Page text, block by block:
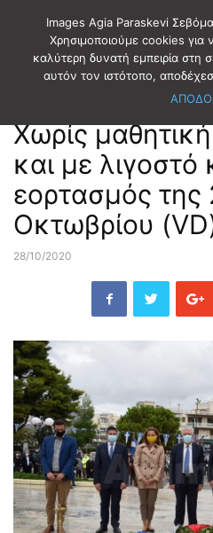
Αρχική ΕΚΔΗΛΩΣΕΙΣ
Χωρίς
και με
εορτασμός της
Οκτωβρίου
28/10/2020
Images Agia Paraskevi
Χρησιμοποιούμε cookies
καλύτερη δυνατή εμπειρία στη
αυτόν τον ιστότοπο,